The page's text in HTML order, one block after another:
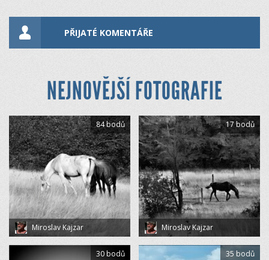
PŘIJATÉ KOMENTÁŘE
NEJNOVĚJŠÍ FOTOGRAFIE
Miroslav Kajzar
84 bodů
Miroslav Kajzar
17 bodů
30 bodů 35 bodů